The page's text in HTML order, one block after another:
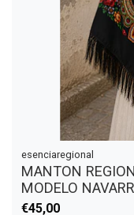
esenciaregional
MANTON
MODELO
€45,00